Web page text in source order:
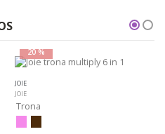
20 %
JOIE
JOIE
Trona